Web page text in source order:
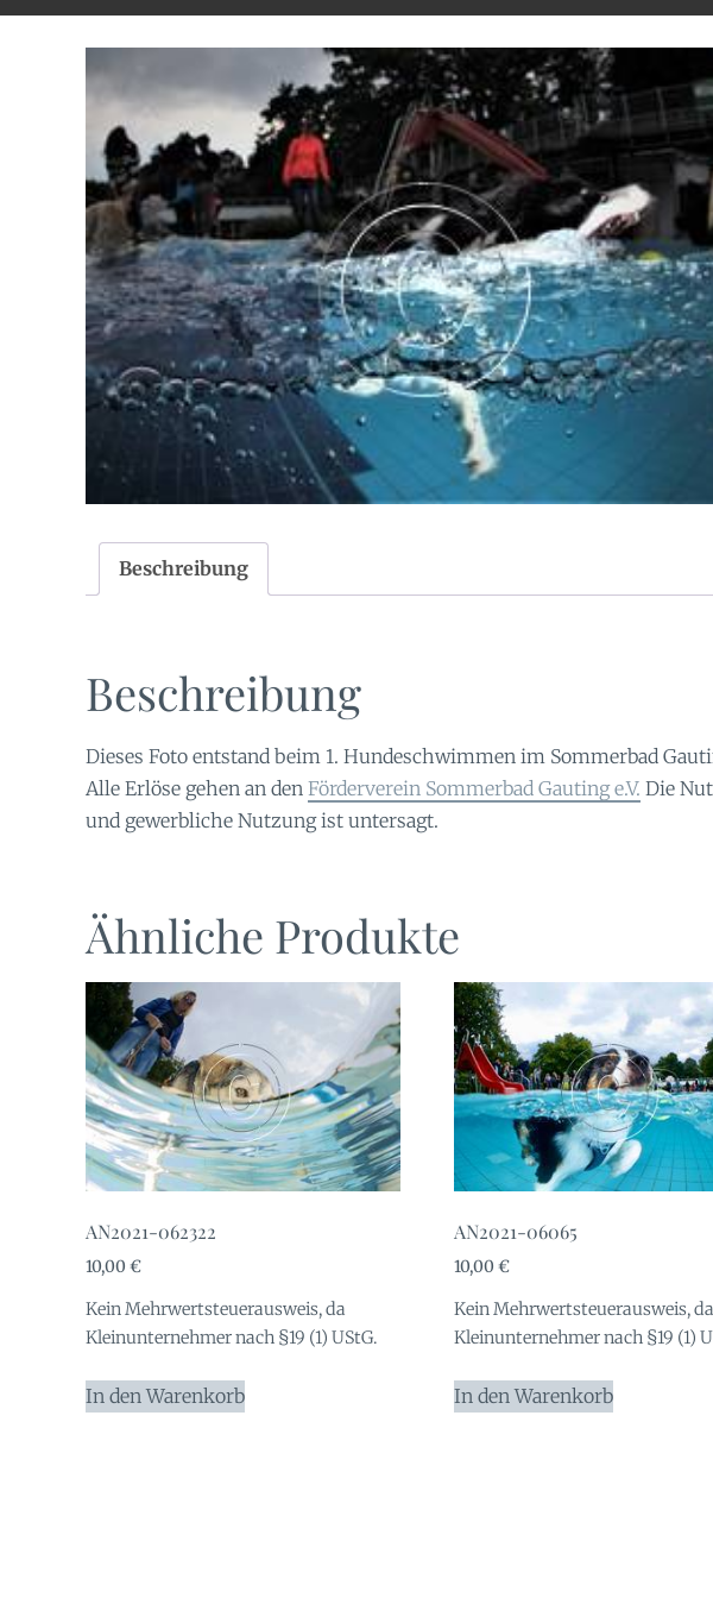
Beschreibung
Beschreibung
Dieses Foto entstand beim 1. Hundeschwimmen im Sommerbad
Alle Erlöse gehen an den Förderverein Sommerbad Gauting e.V. Die
und gewerbliche Nutzung ist untersagt.
Ähnliche Produkte
AN2021-062322
10,00 €
Kein Mehrwertsteuerausweis, da
Kleinunternehmer nach §19 (1) UStG.
In den Warenkorb
AN2021-06065
10,00€
Kein Mehrwertsteuerausweis, da
Kleinunternehmer nach §19 (1)
In den Warenkorb